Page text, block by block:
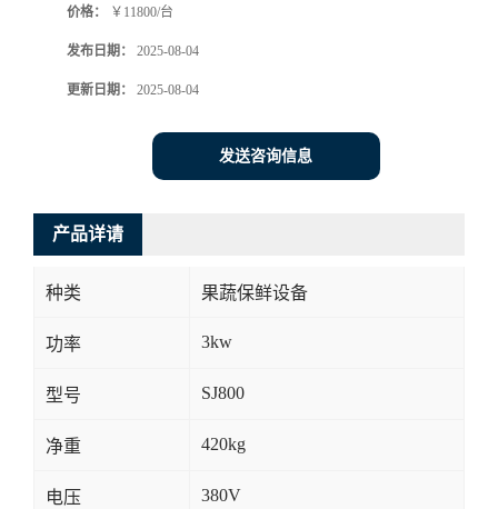
价格： ￥11800/台
发布日期： 2025-08-04
更新日期： 2025-08-04
发送咨询信息
产品详请
种类 果蔬保鲜设备
功率 3kw
型号 SJ800
净重 420kg
电压 380V